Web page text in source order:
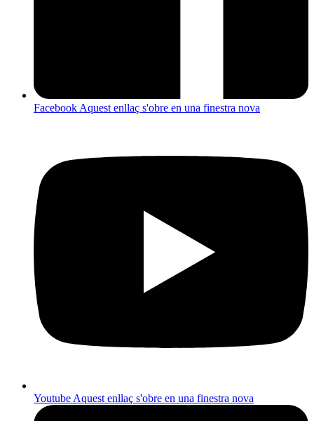
FacebookAquest enllaç s'obre en una finestra nova
YoutubeAquest enllaç s'obre en una finestra nova